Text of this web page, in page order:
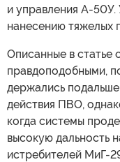
и управления A-50У.
нанесению тяжелых
Описанные в статье
правдоподобными,
держались
действия ПВО,
когда системы
высокую дальность
истребителей МиГ-